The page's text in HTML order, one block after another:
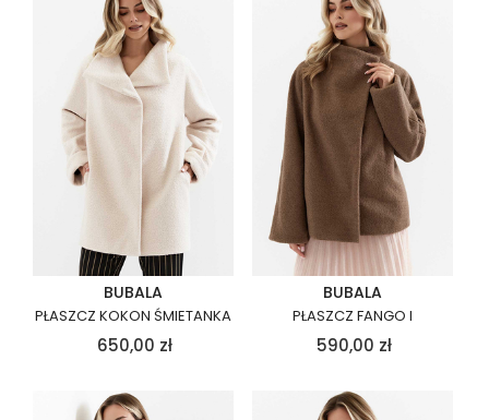
BUBALA
PŁASZCZ KOKON ŚMIETANKA
650,00 zł
BUBALA
PŁASZCZ FANGO I
590,00 zł